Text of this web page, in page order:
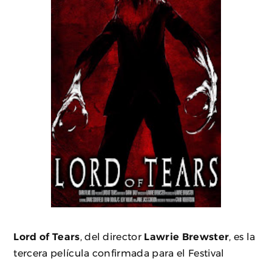
Lord of Tears , del director Lawrie Brewster , es la
tercera película confirmada para el Festival